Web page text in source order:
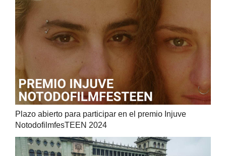
Plazo abierto para participar en el premio Injuve
NotodofilmfesTEEN 2024